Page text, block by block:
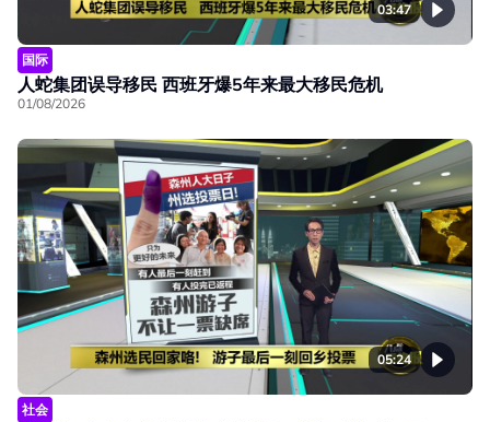
03:47
国际
人蛇集团误导移民 西班牙爆5年来最大移民危机
01/08/2026
05:24
社会